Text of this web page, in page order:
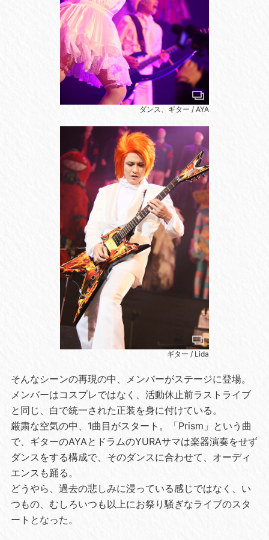
ダンス、ギター / AYA
ギター / Lida
そんなシーンの再現の中、メンバーがステージに登場。
メンバーはコスプレではなく、活動休止前ラストライブ
と同じ、白で統一された正装を身に付けている。
厳粛な空気の中、1曲目がスタート。「Prism」という曲
で、ギターのAYAとドラムのYURAサマは楽器演奏をせず
ダンスをする構成で、そのダンスに合わせて、オーディ
エンスも踊る。
どうやら、過去の悲しみに浸っている感じではなく、い
つもの、むしろいつも以上にお祭り騒ぎなライブのスタ
ートとなった。